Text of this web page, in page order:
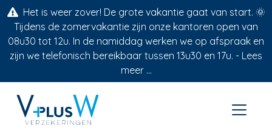
Het is weer zover! De grote vakantie gaat van start. 🌞
Tijdens de zomervakantie zijn onze kantoren open van
08u30 tot 12u. In de namiddag werken we op afspraak en
zijn we telefonisch bereikbaar tussen 13u30 en 17u. - Lees
meer ...